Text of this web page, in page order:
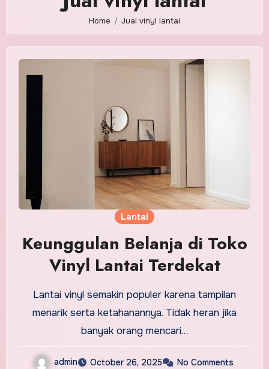
Home Jual vinyl lantai
Lantai
Keunggulan Belanja di Toko
Vinyl Lantai Terdekat
Lantai vinyl semakin populer karena tampilan
menarik serta ketahanannya. Tidak heran jika
banyak orang mencari…
admin October 26, 2025 No Comments